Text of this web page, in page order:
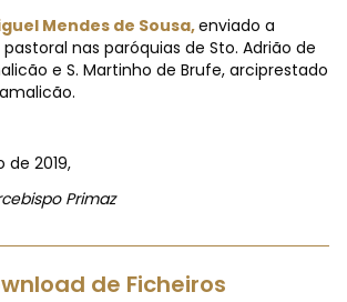
Mendes de Sousa,enviado a
nas paróquias de Sto. Adrião de
e S. Martinho de Brufe, arciprestado
de 2019,
Primaz
de Ficheiros